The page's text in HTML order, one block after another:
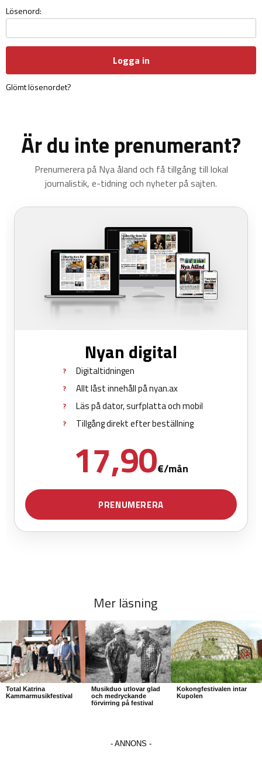
Mer läsning
Total Katrina
Kammarmusikfestival
Musikduo utlovar glad
och medryckande
förvirring på festival
Kokongfestivalen intar
Kupolen